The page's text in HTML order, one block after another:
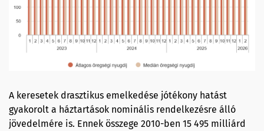
A keresetek drasztikus emelkedése jótékony hatást
gyakorolt a háztartások nominális rendelkezésre álló
jövedelmére is. Ennek összege 2010-ben 15 495 milliárd